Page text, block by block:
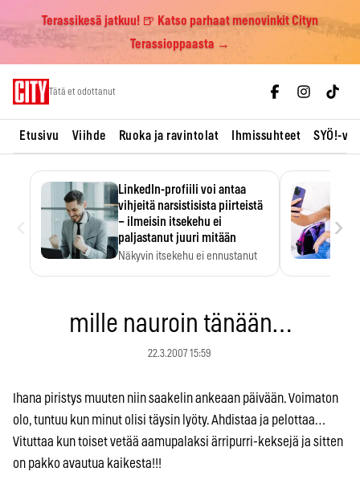
Terassikesä jatkuu! 🍺 Katso parhaat menovinkit Cityn
Terassioppaasta →
Tätä et odottanut
Etusivu Viihde Ruoka ja ravintolat Ihmissuhteet SYÖ!-
LinkedIn-profiili voi antaa
vihjeitä narsistisista piirteistä
– ilmeisin itsekehu ei
paljastanut juuri mitään
Näkyvin itsekehu ei ennustanut
›
mille nauroin tänään…
22.3.2007 15:59
Ihana piristys muuten niin saakelin ankeaan päivään. Voimaton
olo, tuntuu kun minut olisi täysin lyöty. Ahdistaa ja pelottaa…
Vituttaa kun toiset vetää aamupalaksi ärripurri-keksejä ja sitten
on pakko avautua kaikesta!!!